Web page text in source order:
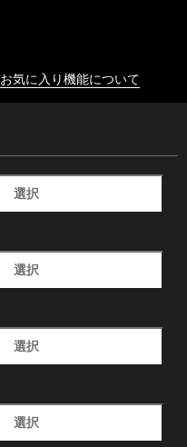
お気に入り機能について
選択
選択
選択
選択